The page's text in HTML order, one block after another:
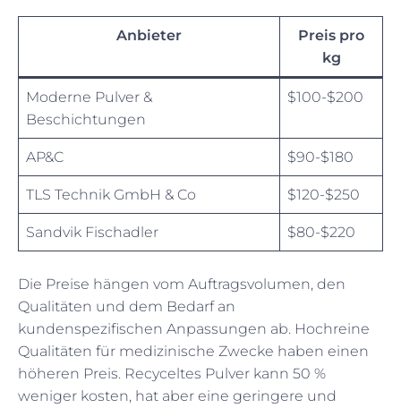
Anbieter
Preis pro
kg
Moderne Pulver &
Beschichtungen
$100-$200
AP&C $90-$180
TLS Technik GmbH & Co $120-$250
Sandvik Fischadler $80-$220
Die Preise hängen vom Auftragsvolumen, den
Qualitäten und dem Bedarf an
kundenspezifischen Anpassungen ab. Hochreine
Qualitäten für medizinische Zwecke haben einen
höheren Preis. Recyceltes Pulver kann 50 %
weniger kosten, hat aber eine geringere und